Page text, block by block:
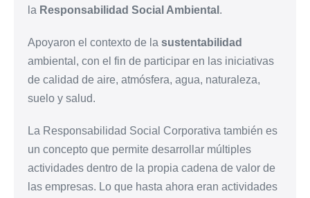
la Responsabilidad Social Ambiental .
Apoyaron el contexto de la sustentabilidad
ambiental, con el fin de participar en las iniciativas
de calidad de aire, atmósfera, agua, naturaleza,
suelo y salud.
La Responsabilidad Social Corporativa también es
un concepto que permite desarrollar múltiples
actividades dentro de la propia cadena de valor de
las empresas. Lo que hasta ahora eran actividades